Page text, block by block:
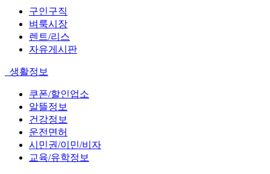
구인구직
벼룩시장
렌트/리스
자유게시판
생활정보
쿠폰/할인업소
알뜰정보
건강정보
운전면허
시민권/이민/비자
교육/유학정보